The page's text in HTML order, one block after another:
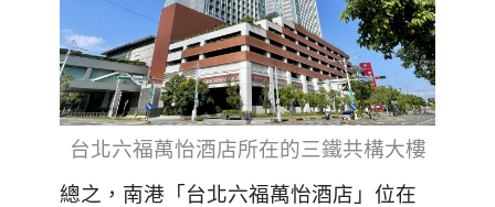
台北六福萬怡酒店所在的三鐵共構大樓
總之，南港「台北六福萬怡酒店」位在